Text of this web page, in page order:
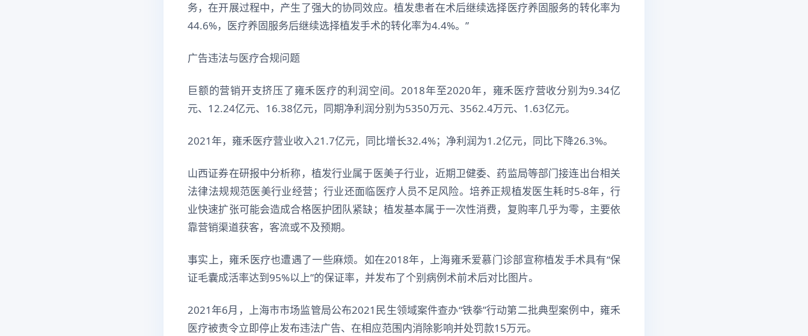
务，在开展过程中，产生了强大的协同效应。植发患者在术后继续选择医疗养固服务的转化率为
44.6%，医疗养固服务后继续选择植发手术的转化率为4.4%。”
广告违法与医疗合规问题
巨额的营销开支挤压了雍禾医疗的利润空间。2018年至2020年，雍禾医疗营收分别为9.34亿
元、12.24亿元、16.38亿元，同期净利润分别为5350万元、3562.4万元、1.63亿元。
2021年，雍禾医疗营业收入21.7亿元，同比增长32.4%；净利润为1.2亿元，同比下降26.3%。
山西证券在研报中分析称，植发行业属于医美子行业，近期卫健委、药监局等部门接连出台相关
法律法规规范医美行业经营；行业还面临医疗人员不足风险。培养正规植发医生耗时5-8年，行
业快速扩张可能会造成合格医护团队紧缺；植发基本属于一次性消费，复购率几乎为零，主要依
靠营销渠道获客，客流或不及预期。
事实上，雍禾医疗也遭遇了一些麻烦。如在2018年，上海雍禾爱慕门诊部宣称植发手术具有“保
证毛囊成活率达到95%以上”的保证率，并发布了个别病例术前术后对比图片。
2021年6月，上海市市场监管局公布2021民生领域案件查办“铁拳”行动第二批典型案例中，雍禾
医疗被责令立即停止发布违法广告、在相应范围内消除影响并处罚款15万元。